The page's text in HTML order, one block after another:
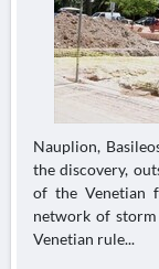
Nauplion,
the discovery,
of the Venetian
network of
Venetian rule...